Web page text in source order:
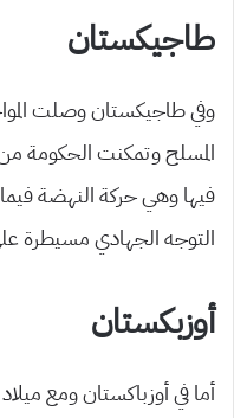
طاجيكستان
وفي طاجيكستان وصلت
المسلح وتمكنت الحكومة
فيها وهي حركة النهضة
التوجه الجهادي مسيطرة
أوزبكستان
أما في أوزباكستان ومع